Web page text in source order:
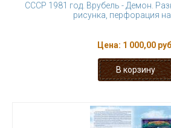
СССР 1981 год. Врубель - Демон.
рисунка, перфорация на
Цена: 1 000,00